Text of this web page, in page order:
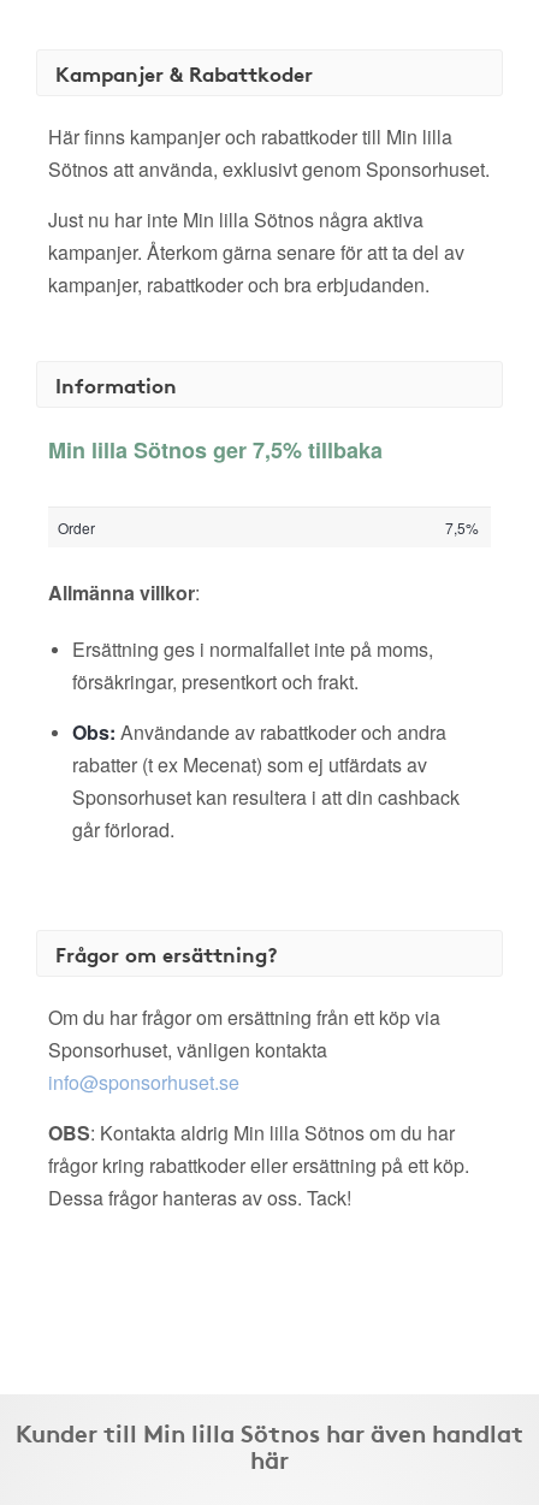
Kampanjer & Rabattkoder
Här finns kampanjer och rabattkoder till Min lilla
Sötnos att använda, exklusivt genom Sponsorhuset.
Just nu har inte Min lilla Sötnos några aktiva
kampanjer. Återkom gärna senare för att ta del av
kampanjer, rabattkoder och bra erbjudanden.
Information
Min lilla Sötnos ger 7,5% tillbaka
Order 7,5%
Allmänna villkor:
Ersättning ges i normalfallet inte på moms,
försäkringar, presentkort och frakt.
Obs: Användande av rabattkoder och andra
rabatter (t ex Mecenat) som ej utfärdats av
Sponsorhuset kan resultera i att din cashback
går förlorad.
Frågor om ersättning?
Om du har frågor om ersättning från ett köp via
Sponsorhuset, vänligen kontakta
info@sponsorhuset.se
OBS: Kontakta aldrig Min lilla Sötnos om du har
frågor kring rabattkoder eller ersättning på ett köp.
Dessa frågor hanteras av oss. Tack!
Kunder till Min lilla Sötnos har även handlat
här